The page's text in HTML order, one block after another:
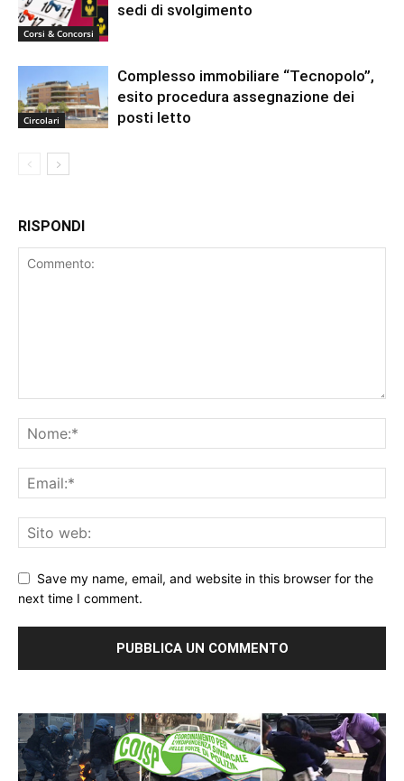
Corsi & Concorsi
sedi di svolgimento
Circolari
Complesso immobiliare “Tecnopolo”,
esito procedura assegnazione dei
posti letto
RISPONDI
Save my name, email, and website in this browser for the
next time I comment.